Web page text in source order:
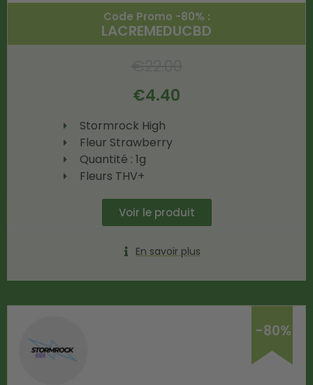
Code Promo -80% :
LACREMEDUCBD
€4.40
Stormrock High
Fleur Strawberry
Quantité : 1g
Fleurs THV+
Voir le produit
En savoir plus
-80%